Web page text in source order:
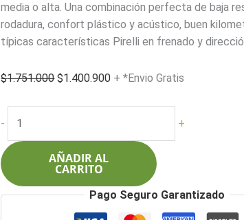
media o alta. Una combinación perfecta de baja
rodadura, confort plástico y acústico, buen
típicas características Pirelli en frenado y
$1.751.000El
$1.400.900El
$1.400.900.
+ *Envio Gratis
-
225/55R17
97Y
Cinturato
P7
+
AÑADIR AL
CARRITO
Pago Seguro Garantizado